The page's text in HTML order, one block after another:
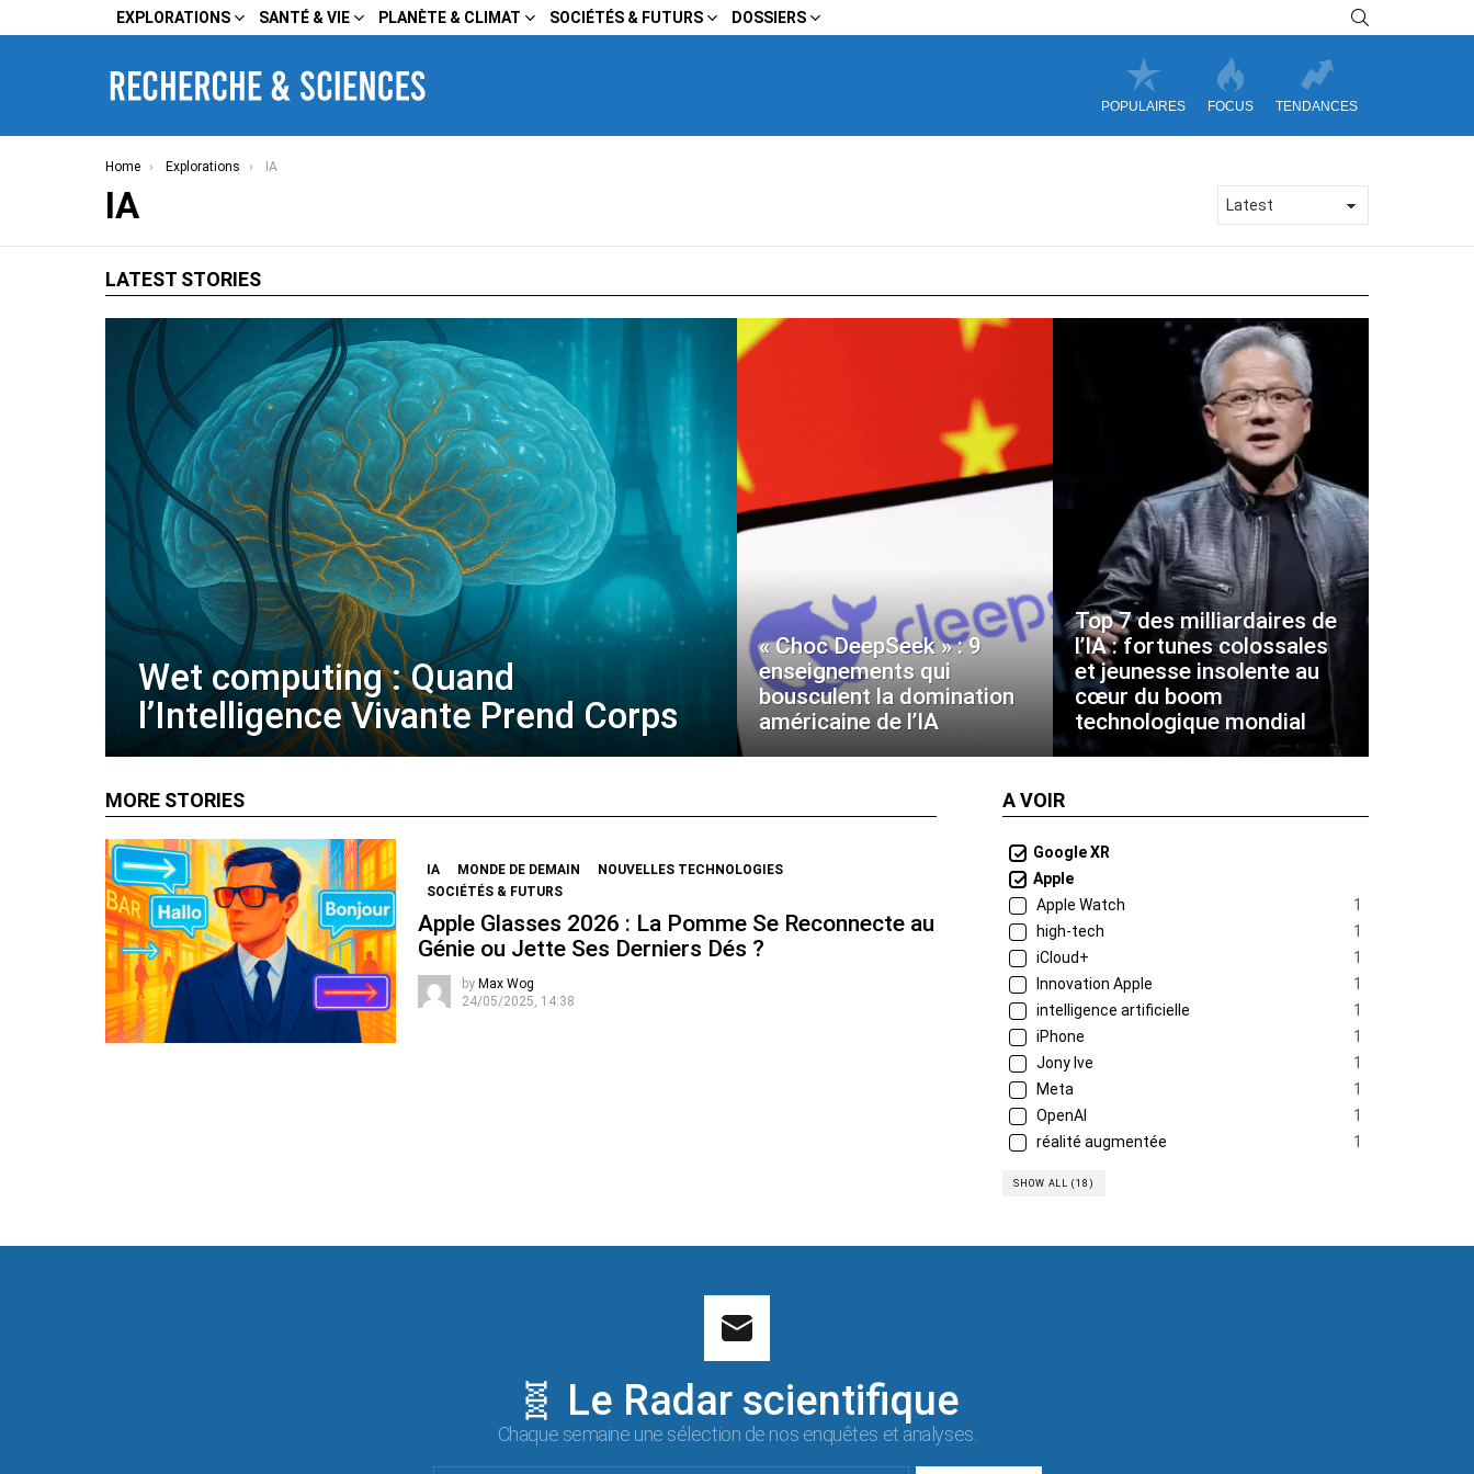
EXPLORATIONS SANTÉ & VIE PLANÈTE & CLIMAT SOCIÉTÉS & FUTURS DOSSIERS
POPULAIRES FOCUS TENDANCES
You are here:
Home Explorations IA
IA
LATEST STORIES
Wet computing : Quand
l’Intelligence Vivante Prend Corps
« Choc DeepSeek » : 9
enseignements qui
bousculent la domination
américaine de l’IA
Top 7 des milliardaires de
l’IA : fortunes colossales
et jeunesse insolente au
cœur du boom
technologique mondial
MORE STORIES
IA MONDE DE DEMAIN
NOUVELLES TECHNOLOGIES
SOCIÉTÉS & FUTURS
Apple Glasses 2026 : La Pomme Se Reconnecte au
Génie ou Jette Ses Derniers Dés ?
by Max Wog
24/05/2025, 14:38
A VOIR
Google XR
Apple
Apple Watch
1
high-tech
1
iCloud+
1
Innovation Apple
1
intelligence artificielle
1
iPhone
1
Jony Ive
1
Meta
1
OpenAI
1
réalité augmentée
1
SHOW ALL (18)
🧬 Le Radar scientifique
Chaque semaine une sélection de nos enquêtes et analyses.